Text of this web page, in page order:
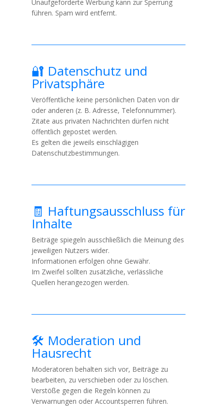
Unaufgeforderte Werbung kann zur Sperrung
führen. Spam wird entfernt.
🔐 Datenschutz und
Privatsphäre
Veröffentliche keine persönlichen Daten von dir
oder anderen (z. B. Adresse, Telefonnummer).
Zitate aus privaten Nachrichten dürfen nicht
öffentlich gepostet werden.
Es gelten die jeweils einschlägigen
Datenschutzbestimmungen.
🧾 Haftungsausschluss für
Inhalte
Beiträge spiegeln ausschließlich die Meinung des
jeweiligen Nutzers wider.
Informationen erfolgen ohne Gewähr.
Im Zweifel sollten zusätzliche, verlässliche
Quellen herangezogen werden.
🛠️ Moderation und
Hausrecht
Moderatoren behalten sich vor, Beiträge zu
bearbeiten, zu verschieben oder zu löschen.
Verstöße gegen die Regeln können zu
Verwarnungen oder Accountsperren führen.